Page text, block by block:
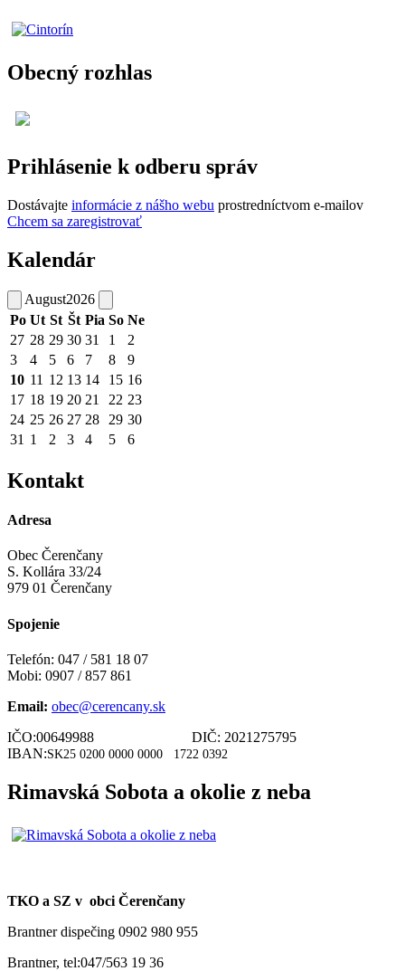
Obecný rozhlas
Prihlásenie k odberu správ
Dostávajte informácie z nášho webu prostredníctvom e-mailov
Chcem sa zaregistrovať
Kalendár
August2026
Po Ut St Št Pia So Ne
27 28 29 30 31 1
2
3
4 5 6 7 8
9
10 11 12 13 14 15 16
17 18 19 20 21 22 23
24 25 26 27 28 29 30
31 1 2 3 4 5 6
Kontakt
Adresa
Obec Čerenčany
S. Kollára 33/24
979 01 Čerenčany
Spojenie
Telefón: 047 / 581 18 07
Mobi: 0907 / 857 861
Email: obec@cerencany.sk
IČO:00649988 DIČ: 2021275795
IBAN:SK25 0200 0000 0000 1722 0392
Rimavská Sobota a okolie z neba
TKO a SZ v obci Čerenčany
Brantner dispečing 0902 980 955
Brantner, tel:047/563 19 36